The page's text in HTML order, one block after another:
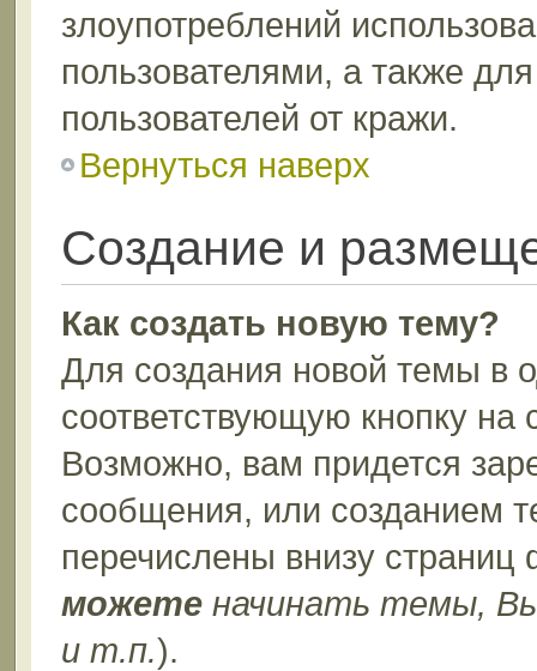
злоупотреблений
пользователями, а также
пользователей от кражи.
Вернуться наверх
Создание и
Как создать новую тему?
Для создания новой темы в
соответствующую кнопку
Возможно, вам придется
сообщения, или созданием
перечислены внизу
можетеначинать темы,
и т.п.).